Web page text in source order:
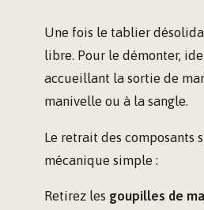
Une fois le tablier
libre. Pour le démonter,
accueillant la sortie de
manivelle ou à la sangle.
Le retrait des composants
mécanique simple :
Retirez les goupilles de